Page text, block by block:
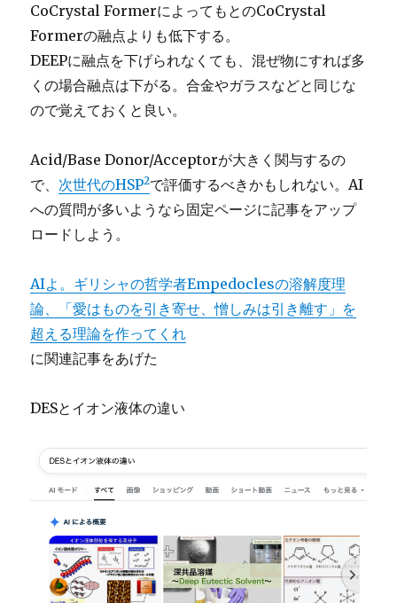
CoCrystal FormerによってもとのCoCrystal
Formerの融点よりも低下する。
DEEPに融点を下げられなくても、混ぜ物にすれば多
くの場合融点は下がる。合金やガラスなどと同じな
ので覚えておくと良い。
Acid/Base Donor/Acceptorが大きく関与するの
で、 次世代のHSP2で評価するべきかもしれない。AI
への質問が多いようなら固定ページに記事をアップ
ロードしよう。
AIよ。ギリシャの哲学者Empedoclesの溶解度理
論、「愛はものを引き寄せ、憎しみは引き離す」を
超える理論を作ってくれ
に関連記事をあげた
DESとイオン液体の違い